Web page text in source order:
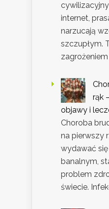
internet,
narzucają
szczupłym.
zagrożeniem
rąk
objawy i
Choroba
na pierwszy
wydawać
banalnym,
problem
świecie.